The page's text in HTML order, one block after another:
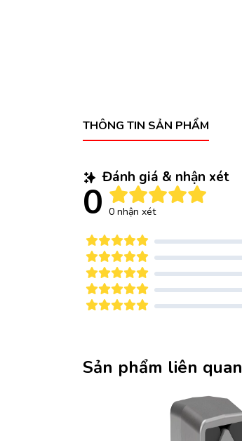
THÔNG TIN SẢN PHẨM
Đánh giá & nhận xét
0 0 nhận xét
Sản phẩm liên quan